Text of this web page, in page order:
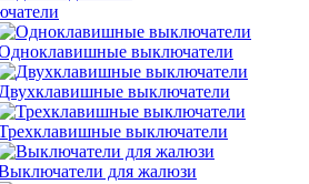
выключатели
Двухклавишные выключатели
выключатели
для жалюзи